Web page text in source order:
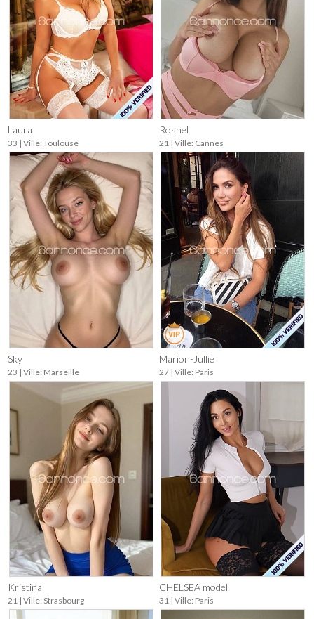
Laura
33 | Ville: Toulouse
Roshel
21 | Ville: Cannes
Sky
23 | Ville: Marseille
Marion-Jullie
27 | Ville: Paris
Kristina
21 | Ville: Strasbourg
CHELSEA model
31 | Ville: Paris